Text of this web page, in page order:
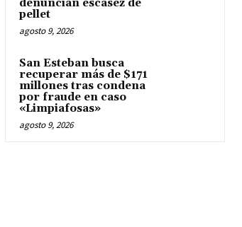
denuncian escasez de
pellet
agosto 9, 2026
San Esteban busca
recuperar más de $171
millones tras condena
por fraude en caso
«Limpiafosas»
agosto 9, 2026